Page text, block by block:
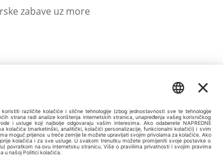
zabave uz more